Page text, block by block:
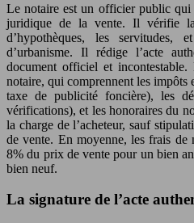
Le notaire est un officier public qui
juridique de la vente. Il vérifie
d’hypothèques, les servitudes,
d’urbanisme. Il rédige l’acte
document officiel et
notaire, qui comprennent les impôts
taxe de publicité foncière), les
vérifications), et les honoraires du
la charge de l’acheteur, sauf
de vente. En moyenne, les frais de
8% du prix de vente pour un bien
bien neuf.
La signature de l’acte